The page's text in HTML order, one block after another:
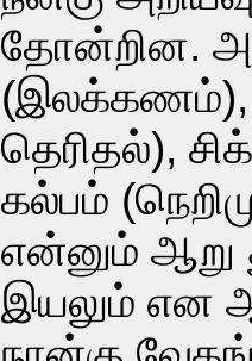
தோன்றின.
(இலக்கணம்),
தெரிதல்),
கல்பம்
என்னும் ஆறு
இயலும் என